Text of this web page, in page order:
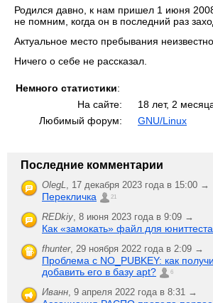
Родился давно, к нам пришел 1 июня
не помним, когда он в последний раз
Актуальное место пребывания неизвестно.
Ничего о себе не рассказал.
Немного статистики:
На сайте:
18 лет, 2
Любимый форум:
GNU/Linux
Последние комментарии
OlegL, 17 декабря 2023 года в 15:00 →
Перекличка 21
REDkiy, 8 июня 2023 года в 9:09 →
Как «замокать» файл для
fhunter, 29 ноября 2022 года в 2:09 →
Проблема с NO_PUBKEY: как
добавить его в базу apt?
6
Иванн, 9 апреля 2022 года в 8:31 →